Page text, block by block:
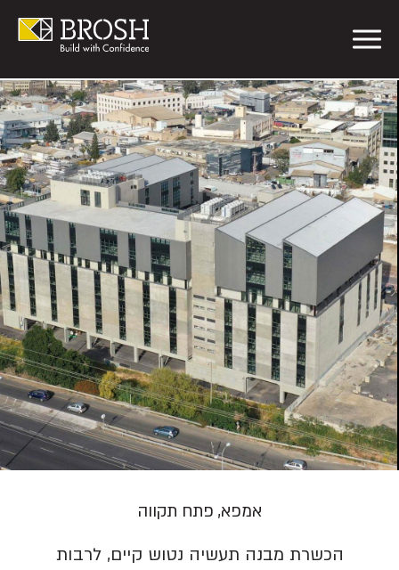
אמפא, פתח תקווה
הכשרת מבנה תעשיה נטוש קיים, לרבות